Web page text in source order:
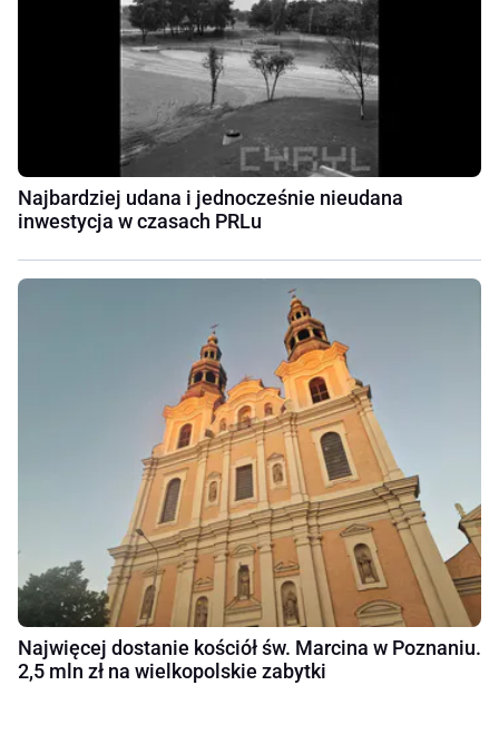
Najbardziej udana i jednocześnie nieudana
inwestycja w czasach PRLu
Najwięcej dostanie kościół św. Marcina w Poznaniu.
2,5 mln zł na wielkopolskie zabytki